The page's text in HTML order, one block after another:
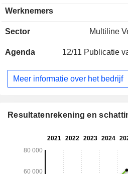
afkomstig van diensten die
boekhoudkundige diensten met
administratieve diensten).
Werknemers
Sector Multiline
Agenda 12/11 Publicatie
Meer informatie over het bedrijf
Resultatenrekening en